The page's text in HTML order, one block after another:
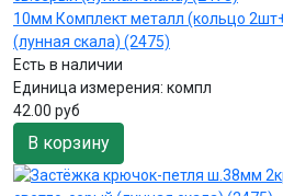
10мм Комплект металл (кольцо
(лунная скала) (2475)
Есть в наличии
Единица измерения: компл
42.00 руб
В корзину